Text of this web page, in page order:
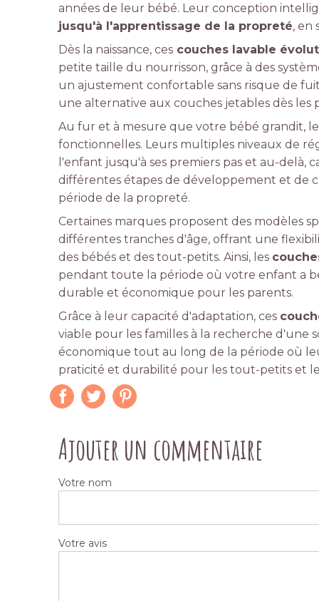
années de leur bébé. Leur conception
jusqu'à l'apprentissage de la propreté, en
Dès la naissance, ces couches lavable
petite taille du nourrisson, grâce à des
un ajustement confortable sans risque de
une alternative aux couches jetables dès les
Au fur et à mesure que votre bébé grandit,
fonctionnelles. Leurs multiples niveaux de
l'enfant jusqu'à ses premiers pas et au-delà,
différentes étapes de développement et de
période de la propreté.
Certaines marques proposent des modèles
différentes tranches d'âge, offrant une
des bébés et des tout-petits. Ainsi, les
pendant toute la période où votre enfant a
durable et économique pour les parents.
Grâce à leur capacité d'adaptation, ces
viable pour les familles à la recherche
économique tout au long de la période où
praticité et durabilité pour les tout-petits et
Ajouter un commentaire
Votre nom
Votre avis